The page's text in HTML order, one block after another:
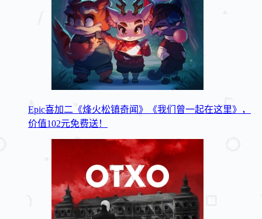
Epic喜加二《烽火松镇奇闻》《我们曾一起在这里》，
价值102元免费送！